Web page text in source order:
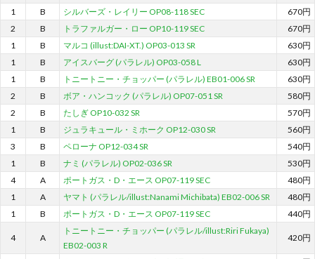
1 B シルバーズ・レイリー OP08-118 SEC
670円
2
B トラファルガー・ロー OP10-119 SEC
670円
1
B マルコ (illust:DAI-XT.) OP03-013 SR
630円
1
B アイスバーグ (パラレル) OP03-058 L
630円
1
B トニートニー・チョッパー (パラレル) EB01-006 SR
630円
2
B ボア・ハンコック (パラレル) OP07-051 SR
580円
2
B たしぎ OP10-032 SR
570円
1
B ジュラキュール・ミホーク OP12-030 SR
560円
3
B ペローナ OP12-034 SR
540円
1
B ナミ (パラレル) OP02-036 SR
530円
4
A ポートガス・D・エース OP07-119 SEC
480円
1
A ヤマト (パラレル/illust:Nanami Michibata) EB02-006 SR
480円
1
B ポートガス・D・エース OP07-119 SEC 440円
4 A
トニートニー・チョッパー (パラレル/illust:Riri Fukaya)
EB02-003 R
420円